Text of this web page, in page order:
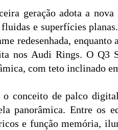
geração adota a
e superfícies
redesenhada,
nos Audi Rings. O Q3
com teto inclinado
conceito de palco
panorâmica. Entre os
e função memória,